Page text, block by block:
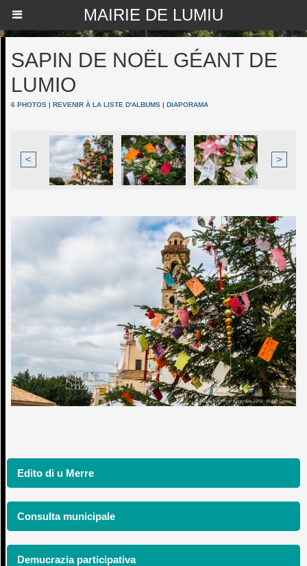
MAIRIE DE LUMIU
Edito di u Merre
Consulta municipale
Demucrazia participativa
SAPIN DE NOËL GÉANT DE
LUMIO
6 PHOTOS | REVENIR À LA LISTE D'ALBUMS | DIAPORAMA
< >